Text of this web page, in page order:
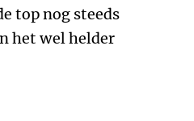
top nog steeds
het wel helder